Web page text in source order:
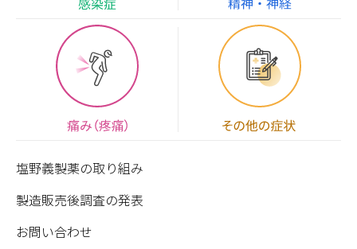
塩野義製薬の取り組み
製造販売後調査の発表
お問い合わせ